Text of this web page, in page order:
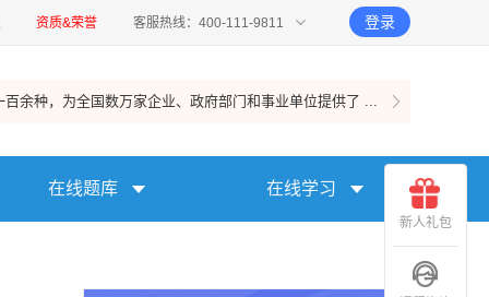
资质&荣誉 客服热线：400-111-9811 登录
百余种，为全国数万家企业、政府部门和事业单位提供了 ...
在线题库 在线学习
新人礼包